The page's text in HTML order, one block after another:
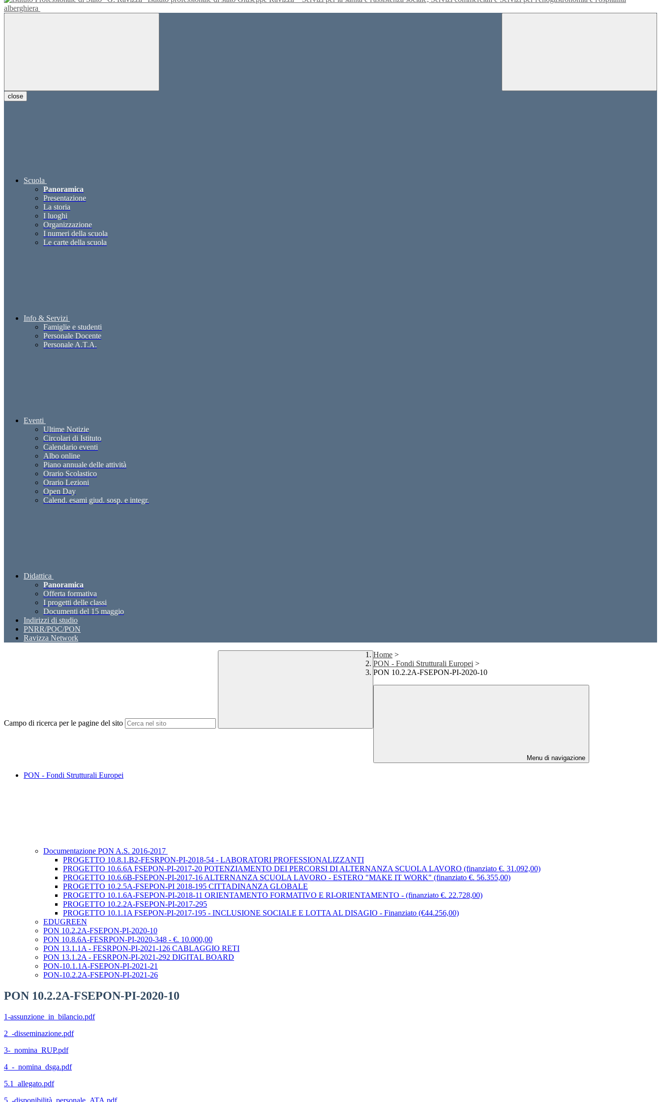
alberghiera
close
Scuola
Panoramica
Presentazione
La storia
I luoghi
Organizzazione
I numeri della scuola
Le carte della scuola
Info & Servizi
Famiglie e studenti
Personale Docente
Personale A.T.A.
Eventi
Ultime Notizie
Circolari di Istituto
Calendario eventi
Albo online
Piano annuale delle attività
Orario Scolastico
Orario Lezioni
Open Day
Calend. esami giud. sosp. e integr.
Didattica
Panoramica
Offerta formativa
I progetti delle classi
Documenti del 15 maggio
Indirizzi di studio
PNRR/POC/PON
Ravizza Network
Campo di ricerca per le pagine del sito
Home >
PON - Fondi Strutturali Europei >
PON 10.2.2A-FSEPON-PI-2020-10
Menu di navigazione
PON - Fondi Strutturali Europei
Documentazione PON A.S. 2016-2017
PROGETTO 10.8.1.B2-FESRPON-PI-2018-54 - LABORATORI PROFESSIONALIZZANTI
PROGETTO 10.6.6A FSEPON-PI-2017-20 POTENZIAMENTO DEI PERCORSI DI ALTERNANZA SCUOLA LAVORO (finanziato €. 31.092,00)
PROGETTO 10.6.6B-FSEPON-PI-2017-16 ALTERNANZA SCUOLA LAVORO - ESTERO "MAKE IT WORK" (finanziato €. 56.355,00)
PROGETTO 10.2.5A-FSEPON-PI 2018-195 CITTADINANZA GLOBALE
PROGETTO 10.1.6A-FSEPON-PI-2018-11 ORIENTAMENTO FORMATIVO E RI-ORIENTAMENTO - (finanziato €. 22.728,00)
PROGETTO 10.2.2A-FSEPON-PI-2017-295
PROGETTO 10.1.1A FSEPON-PI-2017-195 - INCLUSIONE SOCIALE E LOTTA AL DISAGIO - Finanziato (€44.256,00)
EDUGREEN
PON 10.2.2A-FSEPON-PI-2020-10
PON 10.8.6A-FESRPON-PI-2020-348 - €. 10.000,00
PON 13.1.1A - FESRPON-PI-2021-126 CABLAGGIO RETI
PON 13.1.2A - FESRPON-PI-2021-292 DIGITAL BOARD
PON-10.1.1A-FSEPON-PI-2021-21
PON-10.2.2A-FSEPON-PI-2021-26
PON 10.2.2A-FSEPON-PI-2020-10
1-assunzione_in_bilancio.pdf
2_-disseminazione.pdf
3-_nomina_RUP.pdf
4_-_nomina_dsga.pdf
5.1_allegato.pdf